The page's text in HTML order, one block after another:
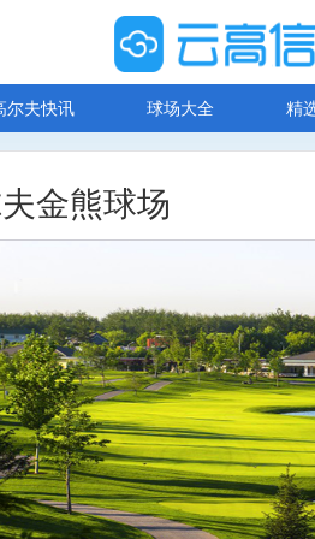
尔夫快讯 球场大全 精
金熊球场